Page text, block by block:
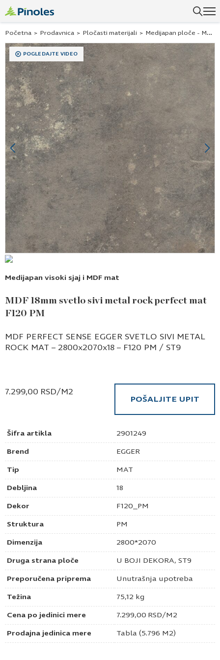
Početna > Prodavnica > Pločasti materijali > Medijapan ploče - MDF ploče
Previous
POGLEDAJTE VIDEO
Medijapan visoki sjaj i MDF mat
MDF 18mm svetlo sivi metal rock perfect mat
F120 PM
Šifra artikla 2901249
Brend EGGER
Tip MAT
Debljina 18
Dekor F120_PM
Struktura PM
Dimenzija 2800*2070
Druga strana ploče U BOJI DEKORA, ST9
Preporučena priprema Unutrašnja upotreba
Težina 75,12 kg
Cena po jedinici mere 7.299,00 RSD/M2
Prodajna jedinica mere Tabla (5.796 M2)
MDF PERFECT SENSE EGGER SVETLO SIVI METAL
ROCK MAT – 2800x2070x18 – F120 PM / ST9
7.299,00 RSD/M2
POŠALJITE UPIT